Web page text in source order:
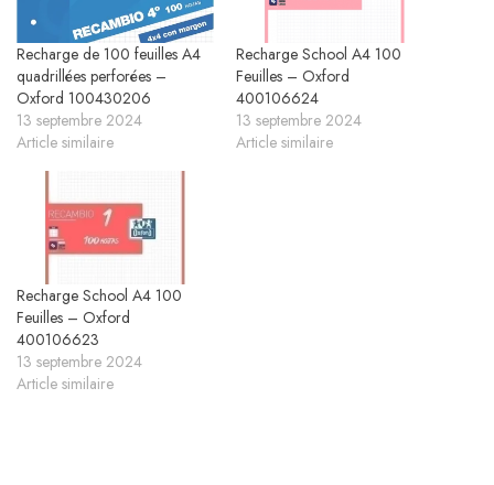
Recharge de 100 feuilles A4
quadrillées perforées –
Oxford 100430206
13 septembre 2024
Article similaire
Recharge School A4 100
Feuilles – Oxford
400106624
13 septembre 2024
Article similaire
Recharge School A4 100
Feuilles – Oxford
400106623
13 septembre 2024
Article similaire